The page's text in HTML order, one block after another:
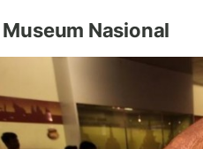
Museum Nasional